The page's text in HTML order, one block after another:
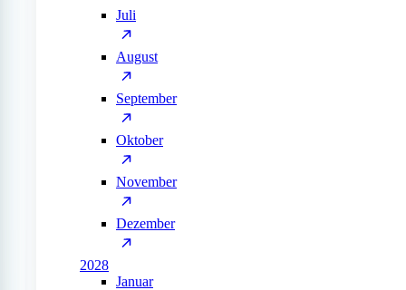
Juli
August
September
Oktober
November
Dezember
2028
Januar